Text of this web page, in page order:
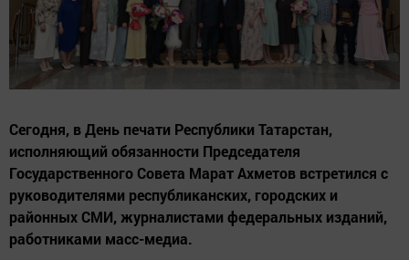
Сегодня, в День печати Республики Татарстан,
исполняющий обязанности Председателя
Государственного Совета Марат Ахметов встретился с
руководителями республиканских, городских и
районных СМИ, журналистами федеральных изданий,
работниками масс-медиа.